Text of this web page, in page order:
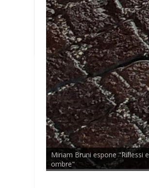
Miriam Bruni espone "Riflessi e
ombre"